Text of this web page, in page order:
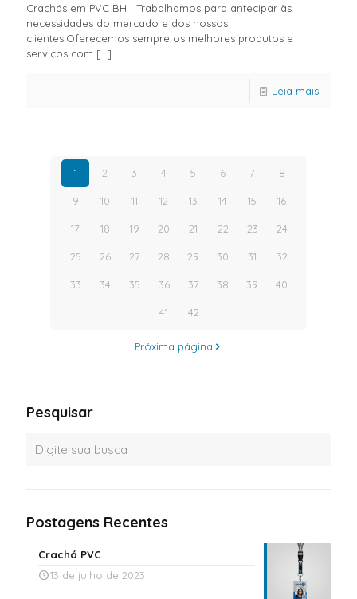
Crachás em PVC BH Trabalhamos para antecipar às
necessidades do mercado e dos nossos
clientes.Oferecemos sempre os melhores produtos e
serviços com […]
Leia mais
1 2 3 4 5 6 7 8
9 10 11 12 13 14 15 16
17 18 19 20 21 22 23 24
25 26 27 28 29 30 31 32
33 34 35 36 37 38 39 40
41 42
Próxima página
Pesquisar
Postagens Recentes
Crachá PVC
13 de julho de 2023